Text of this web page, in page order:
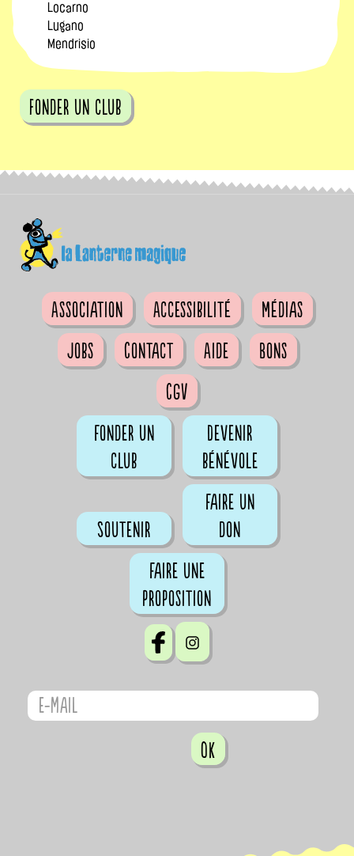
Locarno
Lugano
Mendrisio
fonder un club
Association Accessibilité
Médias
Jobs
Contact Aide
Bons
CGV
Fonder un
club
Devenir
bénévole
Soutenir
Faire un
don
Faire une
proposition
OK